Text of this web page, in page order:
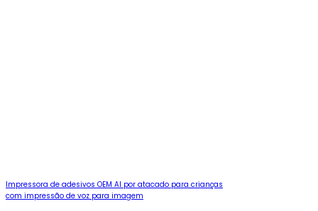
Impressora de adesivos OEM AI por atacado para crianças
com impressão de voz para imagem